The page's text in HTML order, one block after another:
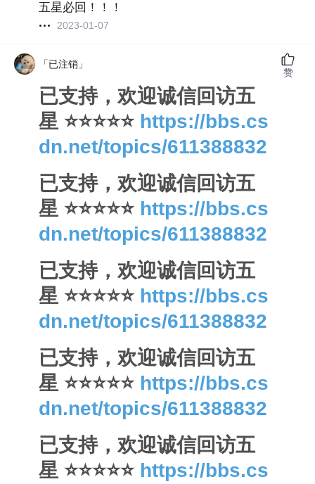
五星必回！！！
2023-01-07
「已注销」
已支持，欢迎诚信回访五
星 ⭐⭐⭐⭐⭐ https://bbs.cs
dn.net/topics/611388832
已支持，欢迎诚信回访五
星 ⭐⭐⭐⭐⭐ https://bbs.cs
dn.net/topics/611388832
已支持，欢迎诚信回访五
星 ⭐⭐⭐⭐⭐ https://bbs.cs
dn.net/topics/611388832
已支持，欢迎诚信回访五
星 ⭐⭐⭐⭐⭐ https://bbs.cs
dn.net/topics/611388832
已支持，欢迎诚信回访五
星 ⭐⭐⭐⭐⭐ https://bbs.cs
赞